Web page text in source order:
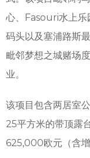
心、Fasouri水上乐
码头以及塞浦路斯
毗邻梦想之城赌场
业。
该项目包含两居室
25平方米的带顶露
625,000欧元（含增